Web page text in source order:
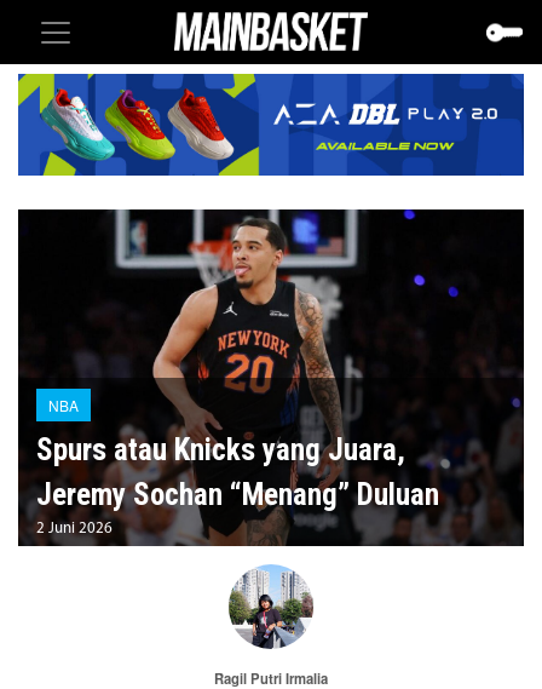
NBA
Spurs atau Knicks yang Juara,
Jeremy Sochan “Menang” Duluan
2 Juni 2026
Ragil Putri Irmalia